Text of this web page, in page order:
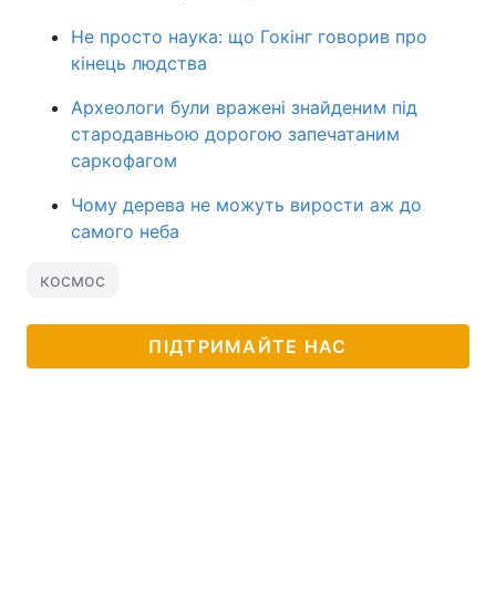
Не просто наука: що Гокінг говорив про
кінець людства
Археологи були вражені знайденим під
стародавньою дорогою запечатаним
саркофагом
Чому дерева не можуть вирости аж до
самого неба
космос
ПІДТРИМАЙТЕ НАС